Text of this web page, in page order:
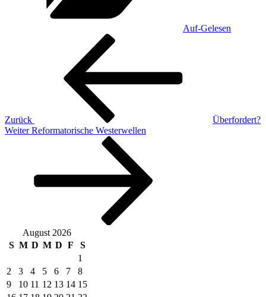
Auf-Gelesen
Beitragsnavigation
Zurück
Überfordert?
Nächster
Weiter Reformatorische Westerwellen
August 2026
S M D M D F
S
1
2
3 4 5 6 7
8
9
10 11 12 13 14 15